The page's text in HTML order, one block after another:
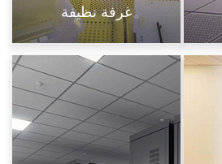
غرفة نظيفة